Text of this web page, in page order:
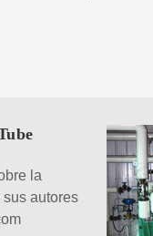
la
autores